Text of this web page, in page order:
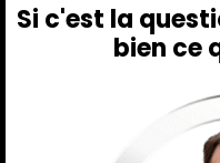
Si c'est la
bien ce